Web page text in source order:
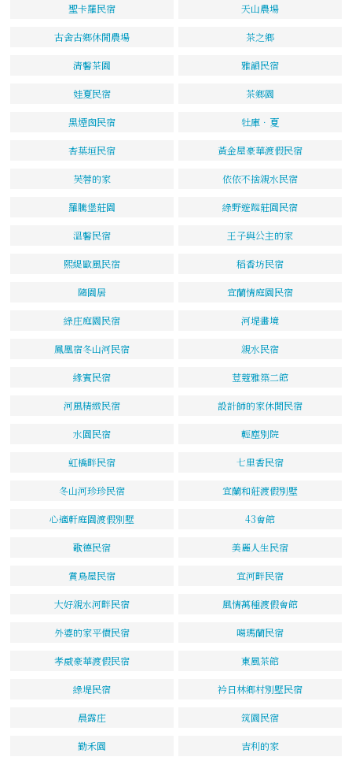
聖卡羅民宿 天山農場
古舍古鄉休閒農場 茶之鄉
清馨茶園 雅韻民宿
娃夏民宿 茶鄉園
黑煙囪民宿 牡庫．夏
杏葉垣民宿 黃金屋豪華渡假民宿
芙蓉的家 依依不捨親水民宿
羅騰堡莊園 綠野遊蹤莊園民宿
溫馨民宿 王子與公主的家
熙緹歐風民宿 稻香坊民宿
隨園居 宜蘭情庭園民宿
綠庄庭園民宿 河堤畫境
鳳凰宿冬山河民宿 親水民宿
緣賓民宿 荳蔻雅築二館
河風精緻民宿 設計師的家休閒民宿
水園民宿 輕塵別院
虹橋畔民宿 七里香民宿
冬山河珍珍民宿 宜蘭和莊渡假別墅
心適軒庭園渡假別墅 43會館
歌德民宿 美麗人生民宿
賞鳥屋民宿 宜河畔民宿
大好親水河畔民宿 風情萬種渡假會館
外婆的家平價民宿 噶瑪蘭民宿
孝威豪華渡假民宿 東風茶館
綠堤民宿 衿日林鄉村別墅民宿
晨露庄 筑園民宿
勤禾園 吉利的家